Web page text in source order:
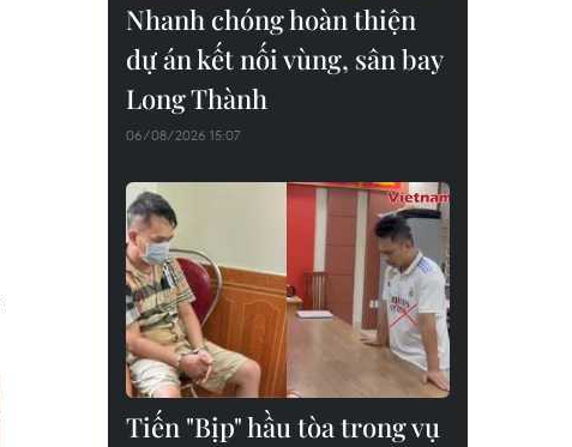
Nhanh chóng hoàn thiện
dự án kết nối vùng, sân bay
Long Thành
06/08/2026 15:07
Tiến "Bịp" hầu tòa trong vụ